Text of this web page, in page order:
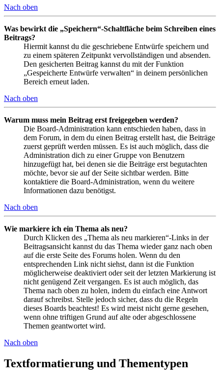
Nach oben
Was bewirkt die „Speichern“-Schaltfläche beim Schreiben eines
Beitrags?
Hiermit kannst du die geschriebene Entwürfe speichern und
zu einem späteren Zeitpunkt vervollständigen und absenden.
Den gesicherten Beitrag kannst du mit der Funktion
„Gespeicherte Entwürfe verwalten“ in deinem persönlichen
Bereich erneut laden.
Nach oben
Warum muss mein Beitrag erst freigegeben werden?
Die Board-Administration kann entschieden haben, dass in
dem Forum, in dem du einen Beitrag erstellt hast, die Beiträge
zuerst geprüft werden müssen. Es ist auch möglich, dass die
Administration dich zu einer Gruppe von Benutzern
hinzugefügt hat, bei denen sie die Beiträge erst begutachten
möchte, bevor sie auf der Seite sichtbar werden. Bitte
kontaktiere die Board-Administration, wenn du weitere
Informationen dazu benötigst.
Nach oben
Wie markiere ich ein Thema als neu?
Durch Klicken des „Thema als neu markieren“-Links in der
Beitragsansicht kannst du das Thema wieder ganz nach oben
auf die erste Seite des Forums holen. Wenn du den
entsprechenden Link nicht siehst, dann ist die Funktion
möglicherweise deaktiviert oder seit der letzten Markierung ist
nicht genügend Zeit vergangen. Es ist auch möglich, das
Thema nach oben zu holen, indem du einfach eine Antwort
darauf schreibst. Stelle jedoch sicher, dass du die Regeln
dieses Boards beachtest! Es wird meist nicht gerne gesehen,
wenn ohne triftigen Grund auf alte oder abgeschlossene
Themen geantwortet wird.
Nach oben
Textformatierung und Thementypen